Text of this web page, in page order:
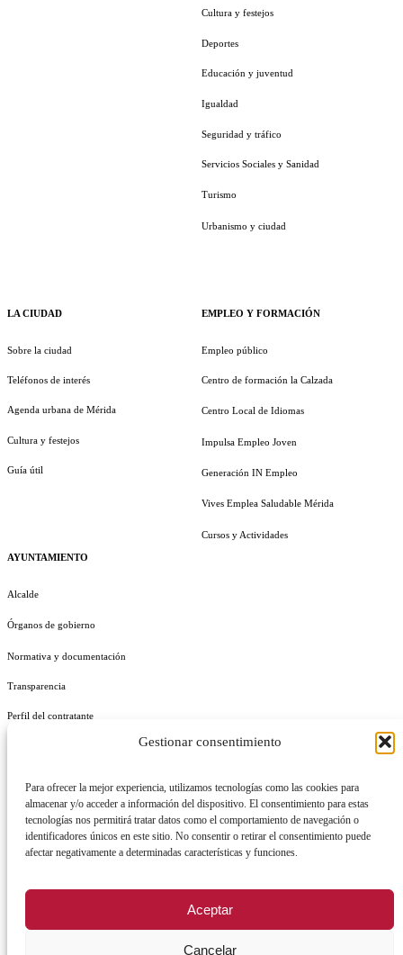
Gestionar consentimiento
Para ofrecer la mejor experiencia, utilizamos tecnologías como las cookies para
almacenar y/o acceder a información del dispositivo. El consentimiento para estas
tecnologías nos permitirá tratar datos como el comportamiento de navegación o
identificadores únicos en este sitio. No consentir o retirar el consentimiento puede
afectar negativamente a determinadas características y funciones.
Aceptar
Cancelar
LA CIUDAD
Sobre la ciudad
Teléfonos de interés
Agenda urbana de Mérida
Cultura y festejos
Guía útil
AYUNTAMIENTO
Alcalde
Órganos de gobierno
Normativa y documentación
Transparencia
Perfil del contratante
Cultura y festejos
Deportes
Educación y juventud
Igualdad
Seguridad y tráfico
Servicios Sociales y Sanidad
Turismo
Urbanismo y ciudad
EMPLEO Y FORMACIÓN
Empleo público
Centro de formación la Calzada
Centro Local de Idiomas
Impulsa Empleo Joven
Generación IN Empleo
Vives Emplea Saludable Mérida
Cursos y Actividades
REGISTRO DE ACTIVIDADES DE TRATAMIENTO